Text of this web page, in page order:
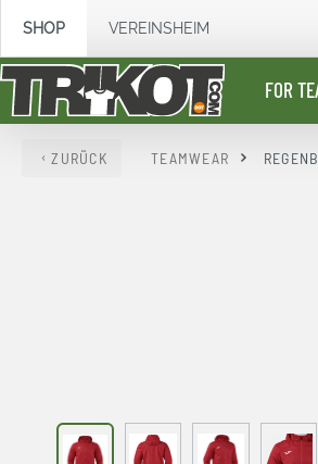
Zur Hauptnavigation springen
SHOP VEREINSHEIM
FOR
ZURÜCK TEAMWEAR